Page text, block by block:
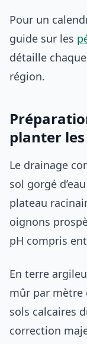
Pour un
guide sur les
détaille
région.
planter
Le drainage
sol gorgé
plateau
oignons
pH compris
En terre
mûr par mètre
sols calcaires
correction